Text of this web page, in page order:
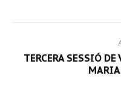
TERCERA SESSIÓ